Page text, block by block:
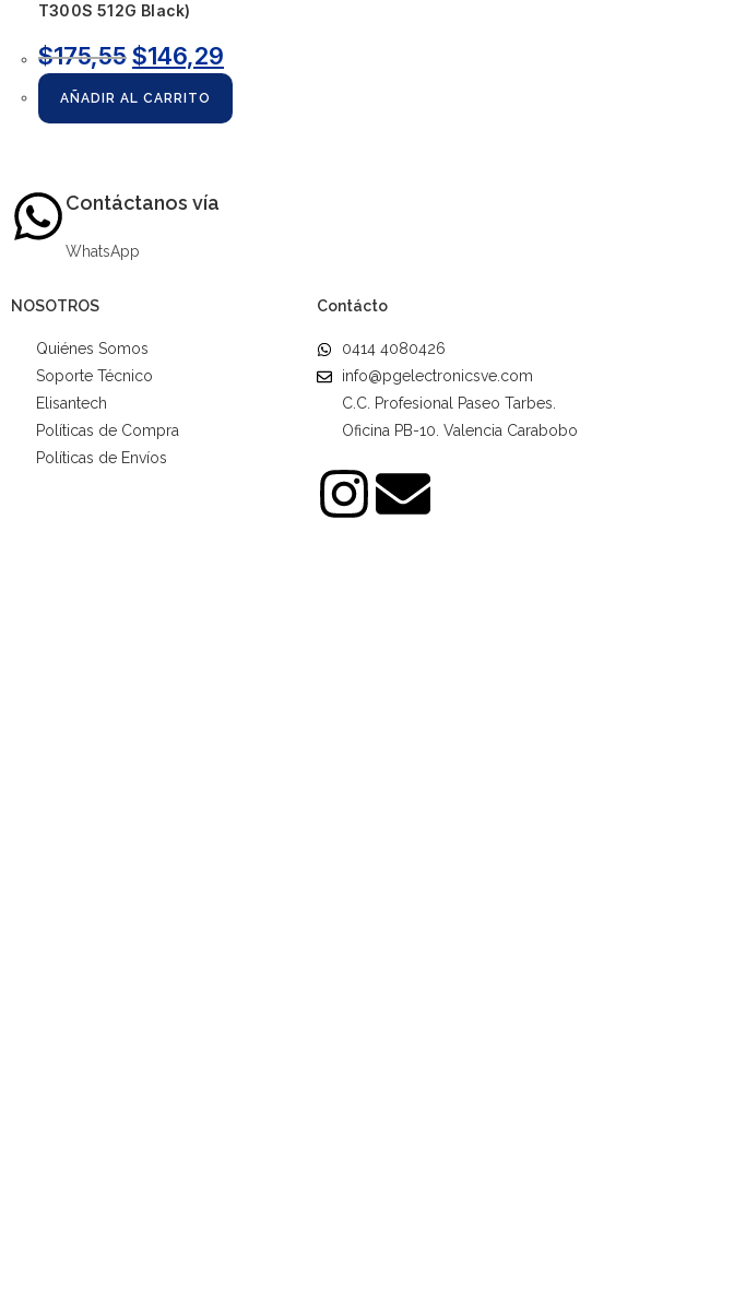
T300S 512G Black)
$175,55$146,29
AÑADIR AL CARRITO
Contáctanos vía
WhatsApp
NOSOTROS
Quiénes Somos
Soporte Técnico
Elisantech
Políticas de Compra
Políticas de Envíos
Contácto
0414 4080426
info@pgelectronicsve.com
C.C. Profesional Paseo Tarbes.
Oficina PB-10. Valencia Carabobo